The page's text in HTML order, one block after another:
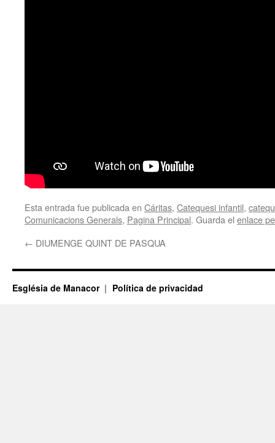
Esta entrada fue publicada en Cáritas, Catequesi infantil,
Comunicacions Generals, Pagina Principal. Guarda el enlace
← DIUMENGE QUINT DE PASQUA
Església de Manacor Política de privacidad